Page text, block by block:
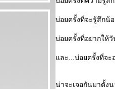
บ่อยครั้งที่จะรู้สึกน้
บ่อยครั้งที่อยากให้
ละ...บ่อยครั้งที่จะ
น่าจะเจอกันมาตั้ง